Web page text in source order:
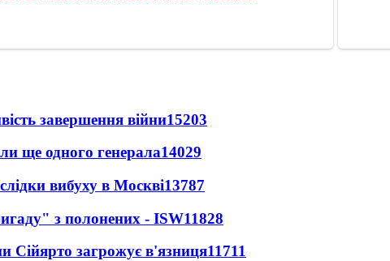
завершення війни15203
ще одного генерала14029
вибуху в Москві13787
з полонених - ISW11828
загрожує в'язниця11711